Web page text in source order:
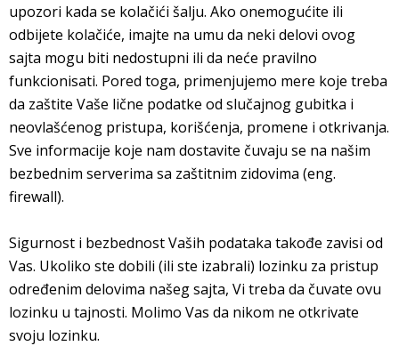
upozori kada se kolačići šalju. Ako onemogućite ili
odbijete kolačiće, imajte na umu da neki delovi ovog
sajta mogu biti nedostupni ili da neće pravilno
funkcionisati. Pored toga, primenjujemo mere koje treba
da zaštite Vaše lične podatke od slučajnog gubitka i
neovlašćenog pristupa, korišćenja, promene i otkrivanja.
Sve informacije koje nam dostavite čuvaju se na našim
bezbednim serverima sa zaštitnim zidovima (eng.
firewall).
Sigurnost i bezbednost Vaših podataka takođe zavisi od
Vas. Ukoliko ste dobili (ili ste izabrali) lozinku za pristup
određenim delovima našeg sajta, Vi treba da čuvate ovu
lozinku u tajnosti. Molimo Vas da nikom ne otkrivate
svoju lozinku.